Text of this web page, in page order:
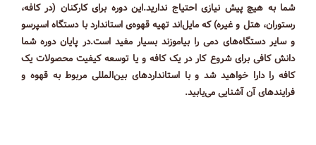
شما به هیچ پیش نیازی احتیاج ندارید.این دوره‌ برای کارکنان (در کافه،
رستوران، هتل و غیره) که مایل‌اند تهیه قهوه‌ی استاندارد با دستگاه اسپرسو
و سایر دستگاه‌های دمی را بیاموزند بسیار مفید است.در پایان دوره شما
دانش کافی برای شروع کار در یک کافه و یا توسعه کیفیت محصولات یک
کافه را دارا خواهید شد و با استاندارد‌های بین‌المللی مربوط به قهوه و
فرایند‌های آن آشنایی می‌یابید.